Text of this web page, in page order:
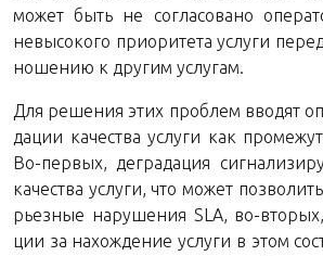
может быть не со­гла­со­ва­но
невы­со­ко­го при­о­ри­те­та услу­ги
но­ше­нию к дру­гим услугам.
Для ре­ше­ния этих про­блем вво­дят
да­ции ка­че­ства услу­ги как
Во-пер­вых, де­гра­да­ция
ка­че­ства услу­ги, что может
рьез­ные на­ру­ше­ния SLA, во-
ции за на­хож­де­ние услу­ги в этом